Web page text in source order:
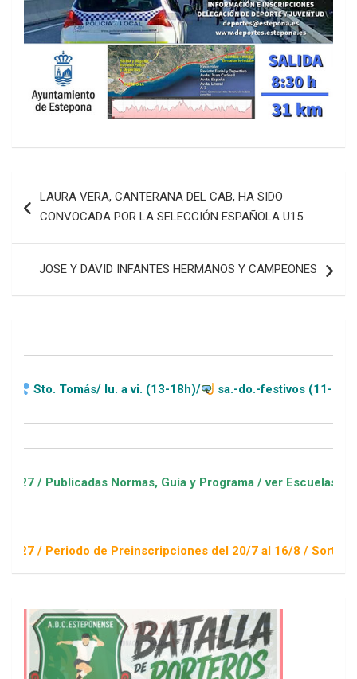
de
LAURA VERA, CANTERANA DEL CAB, HA SIDO
CONVOCADA POR LA SELECCIÓN ESPAÑOLA U15
JOSE Y DAVID INFANTES HERMANOS Y CAMPEONES
lu. a vi. (13-18h)/ sa.-do.-festivos (11-20h)
Normas, Guía y Programa / ver Escuelas Deportivas
de Preinscripciones del 20/7 al 16/8 / Sorteo 1 de